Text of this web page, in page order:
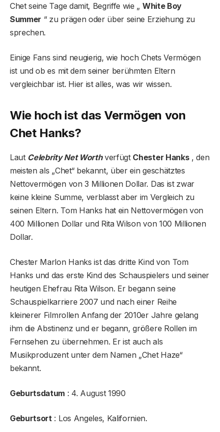
Chet seine Tage damit, Begriffe wie „ White Boy
Summer “ zu prägen oder über seine Erziehung zu
sprechen.
Einige Fans sind neugierig, wie hoch Chets Vermögen
ist und ob es mit dem seiner berühmten Eltern
vergleichbar ist. Hier ist alles, was wir wissen.
Wie hoch ist das Vermögen von
Chet Hanks?
Laut Celebrity Net Worthverfügt Chester Hanks, den
meisten als „Chet“ bekannt, über ein geschätztes
Nettovermögen von 3 Millionen Dollar. Das ist zwar
keine kleine Summe, verblasst aber im Vergleich zu
seinen Eltern. Tom Hanks hat ein Nettovermögen von
400 Millionen Dollar und Rita Wilson von 100 Millionen
Dollar.
Chester Marlon Hanks ist das dritte Kind von Tom
Hanks und das erste Kind des Schauspielers und seiner
heutigen Ehefrau Rita Wilson. Er begann seine
Schauspielkarriere 2007 und nach einer Reihe
kleinerer Filmrollen Anfang der 2010er Jahre gelang
ihm die Abstinenz und er begann, größere Rollen im
Fernsehen zu übernehmen. Er ist auch als
Musikproduzent unter dem Namen „Chet Haze“
bekannt.
Geburtsdatum : 4. August 1990
Geburtsort: Los Angeles, Kalifornien.